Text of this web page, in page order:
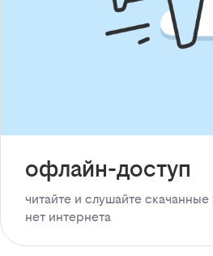
офлайн-доступ
читайте и слушайте
нет интернета